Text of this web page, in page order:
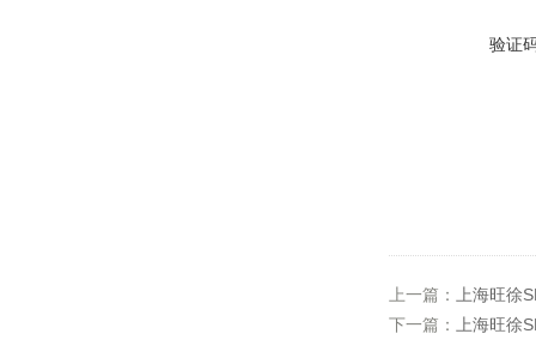
验证
上一篇：
上海旺徐
下一篇：
上海旺徐